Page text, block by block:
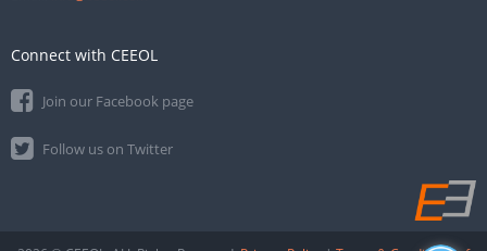
Connect with CEEOL
Join our Facebook page
Follow us on Twitter